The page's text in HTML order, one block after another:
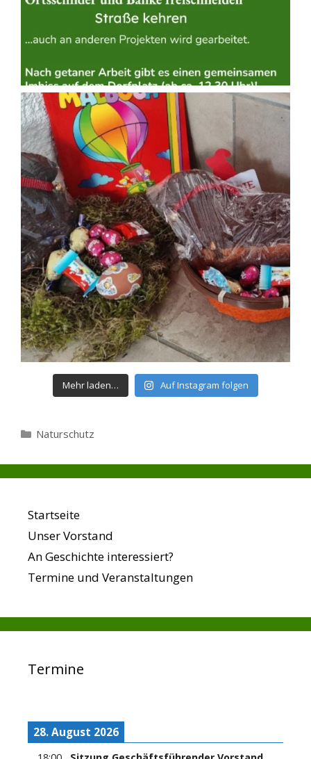
Mehr laden… Auf Instagram folgen
Kategorien
Naturschutz
Startseite
Unser Vorstand
An Geschichte interessiert?
Termine und Veranstaltungen
Termine
28. August 2026